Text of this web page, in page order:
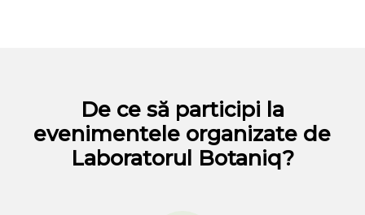
De ce să participi la
evenimentele organizate de
Laboratorul Botaniq?